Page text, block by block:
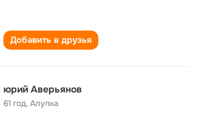
Добавить в друзья
юрий Аверьянов
61 год,Алупка